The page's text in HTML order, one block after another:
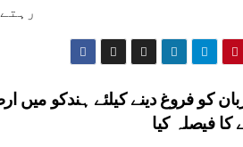
کو فروغ دینے کیلئے ہندکو میں‌